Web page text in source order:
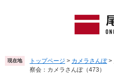
頭
で
飛
ば
現在地 トップページ > カメラさんぽ >
察会：カメラさんぽ（473）